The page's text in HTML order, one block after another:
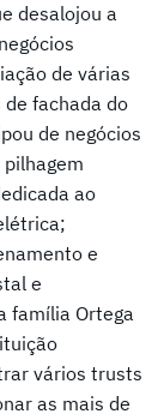
desalojou a
de várias
fachada do
de negócios
ao
e
e
família Ortega
vários trusts
as mais de